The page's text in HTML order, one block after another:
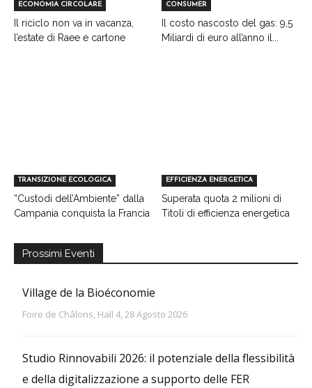
ECONOMIA CIRCOLARE
Il riciclo non va in vacanza,
l’estate di Raee e cartone
CONSUMER
Il costo nascosto del gas: 9,5
Miliardi di euro all’anno il...
TRANSIZIONE ECOLOGICA
“Custodi dell’Ambiente” dalla
Campania conquista la Francia
EFFICIENZA ENERGETICA
Superata quota 2 milioni di
Titoli di efficienza energetica
Prossimi Eventi
Village de la Bioéconomie
Foire de Châlons, Hall 4, 28 Agosto 2026
Studio Rinnovabili 2026: il potenziale della flessibilità
e della digitalizzazione a supporto delle FER